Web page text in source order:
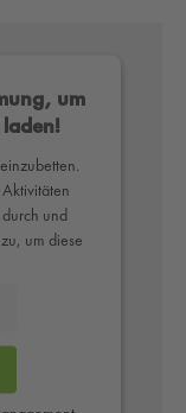
um
und
um diese